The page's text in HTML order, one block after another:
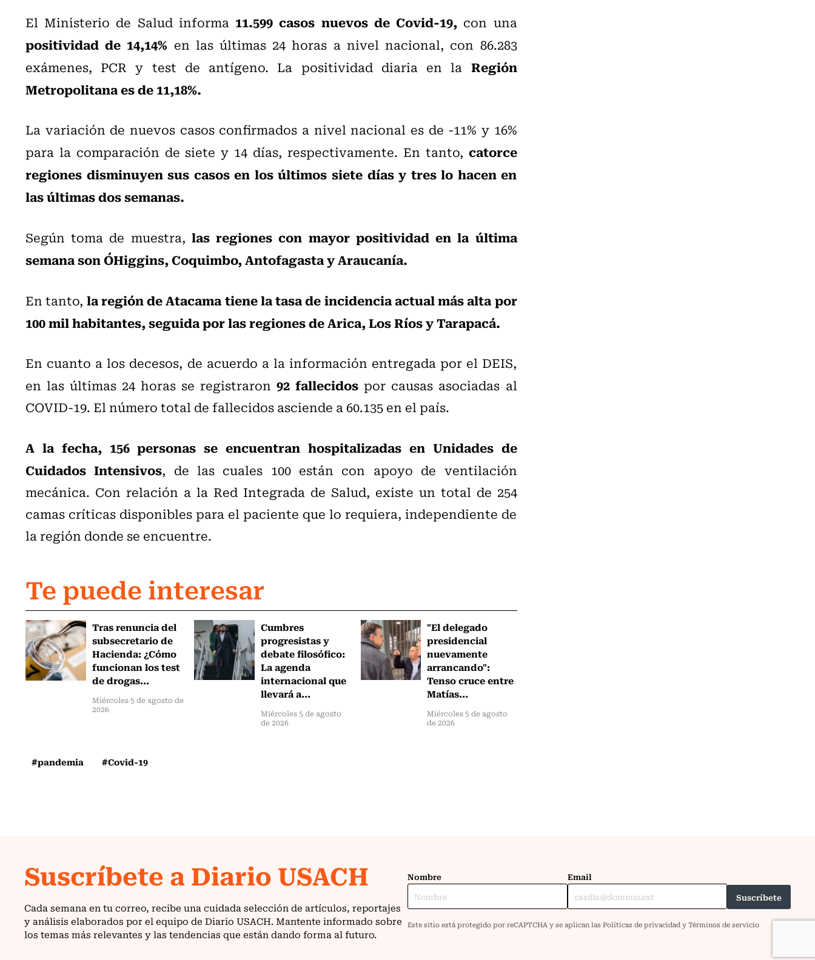
El Ministerio de Salud informa 11.599 casos nuevos de Covid-19, con una
positividad de 14,14% en las últimas 24 horas a nivel nacional, con 86.283
exámenes, PCR y test de antígeno. La positividad diaria en la Región
Metropolitana es de 11,18%.
La variación de nuevos casos confirmados a nivel nacional es de -11% y 16%
para la comparación de siete y 14 días, respectivamente. En tanto, catorce
regiones disminuyen sus casos en los últimos siete días y tres lo hacen en
las últimas dos semanas.
Según toma de muestra, las regiones con mayor positividad en la última
semana son O´Higgins, Coquimbo, Antofagasta y Araucanía.
En tanto, la región de Atacama tiene la tasa de incidencia actual más alta por
100 mil habitantes, seguida por las regiones de Arica, Los Ríos y Tarapacá.
En cuanto a los decesos, de acuerdo a la información entregada por el DEIS,
en las últimas 24 horas se registraron92 fallecidos por causas asociadas al
COVID-19. El número total de fallecidos asciende a 60.135 en el país.
A la fecha, 156 personas se encuentran hospitalizadas en Unidades de
Cuidados Intensivos, de las cuales 100 están con apoyo de ventilación
mecánica. Con relación a la Red Integrada de Salud, existe un total de 254
camas críticas disponibles para el paciente que lo requiera, independiente de
la región donde se encuentre.
Te puede interesar
Tras renuncia del
subsecretario de
Hacienda: ¿Cómo
funcionan los test
de drogas...
Miércoles 5 de agosto de
2026
Cumbres
progresistas y
debate filosófico:
La agenda
internacional que
llevará a...
Miércoles 5 de agosto
de 2026
"El delegado
presidencial
nuevamente
arrancando":
Tenso cruce entre
Matías...
Miércoles 5 de agosto
de 2026
#pandemia #Covid-19